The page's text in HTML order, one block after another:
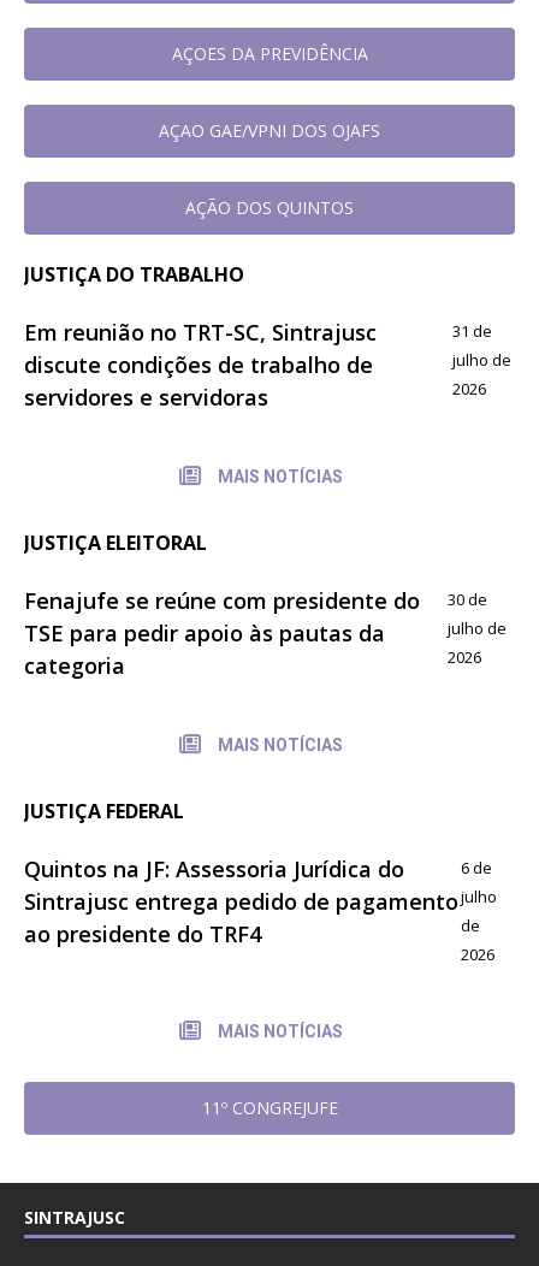
AÇOES DA PREVIDÊNCIA
AÇAO GAE/VPNI DOS OJAFS
AÇÃO DOS QUINTOS
JUSTIÇA DO TRABALHO
Em reunião no TRT-SC, Sintrajusc
discute condições de trabalho de
servidores e servidoras
31 de
julho de
2026
MAIS NOTÍCIAS
JUSTIÇA ELEITORAL
Fenajufe se reúne com presidente do
TSE para pedir apoio às pautas da
categoria
30 de
julho de
2026
MAIS NOTÍCIAS
JUSTIÇA FEDERAL
Quintos na JF: Assessoria Jurídica do
Sintrajusc entrega pedido de pagamento
ao presidente do TRF4
6 de
julho
de
2026
MAIS NOTÍCIAS
11º CONGREJUFE
SINTRAJUSC